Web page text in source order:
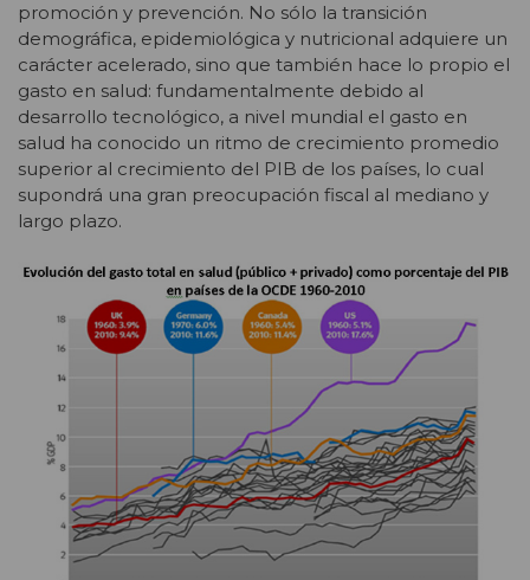
promoción y prevención. No sólo la transición
demográfica, epidemiológica y nutricional adquiere un
carácter acelerado, sino que también hace lo propio el
gasto en salud: fundamentalmente debido al
desarrollo tecnológico, a nivel mundial el gasto en
salud ha conocido un ritmo de crecimiento promedio
superior al crecimiento del PIB de los países, lo cual
supondrá una gran preocupación fiscal al mediano y
largo plazo.